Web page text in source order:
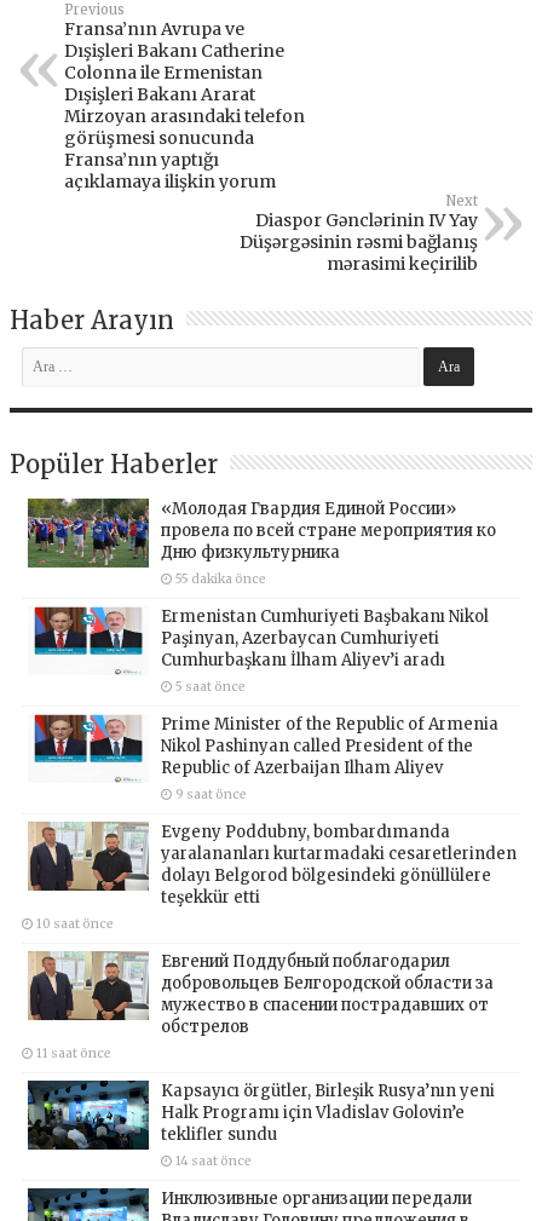
Previous
Fransa’nın Avrupa ve
Dışişleri Bakanı Catherine
Colonna ile Ermenistan
Dışişleri Bakanı Ararat
Mirzoyan arasındaki telefon
görüşmesi sonucunda
Fransa’nın yaptığı
açıklamaya ilişkin yorum
Next
Diaspor Gənclərinin IV Yay
Düşərgəsinin rəsmi bağlanış
mərasimi keçirilib
Haber Arayın
Popüler Haberler
«Молодая Гвардия Единой России»
провела по всей стране мероприятия ко
Дню физкультурника
55 dakika önce
Ermenistan Cumhuriyeti Başbakanı Nikol
Paşinyan, Azerbaycan Cumhuriyeti
Cumhurbaşkanı İlham Aliyev’i aradı
5 saat önce
Prime Minister of the Republic of Armenia
Nikol Pashinyan called President of the
Republic of Azerbaijan Ilham Aliyev
9 saat önce
Evgeny Poddubny, bombardımanda
yaralananları kurtarmadaki cesaretlerinden
dolayı Belgorod bölgesindeki gönüllülere
teşekkür etti
10 saat önce
Евгений Поддубный поблагодарил
добровольцев Белгородской области за
мужество в спасении пострадавших от
обстрелов
11 saat önce
Kapsayıcı örgütler, Birleşik Rusya’nın yeni
Halk Programı için Vladislav Golovin’e
teklifler sundu
14 saat önce
Инклюзивные организации передали